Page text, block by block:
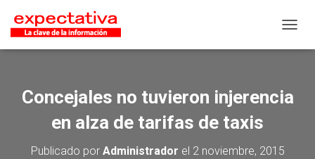
Concejales no tuvieron injerencia
en alza de tarifas de taxis
Publicado por Administrador el 2 noviembre, 2015